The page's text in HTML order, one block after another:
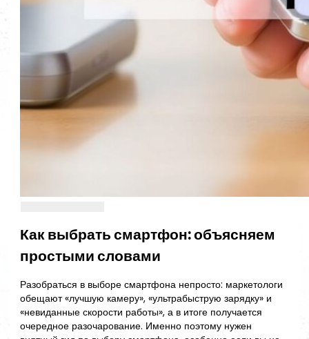
Как выбрать смартфон: объясняем
простыми словами
Разобраться в выборе смартфона непросто: маркетологи
обещают «лучшую камеру», «ультрабыструю зарядку» и
«невиданные скорости работы», а в итоге получается
очередное разочарование. Именно поэтому нужен